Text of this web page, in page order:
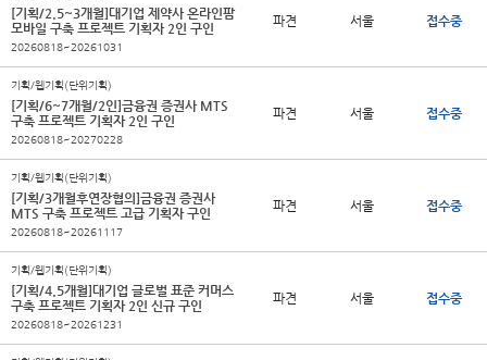
[기획/2.5~3개월]대기업 제약사 온라인팜
모바일 구축 프로젝트 기획자 2인 구인
20260818~20261031
파견 서울 접수중
기획/웹기획(단위기획)
[기획/6~7개월/2인]금융권 증권사 MTS
구축 프로젝트 기획자 2인 구인
20260818~20270228
파견 서울 접수중
기획/웹기획(단위기획)
[기획/3개월후연장협의]금융권 증권사
MTS 구축 프로젝트 고급 기획자 구인
20260818~20261117
파견 서울 접수중
기획/웹기획(단위기획)
[기획/4.5개월]대기업 글로벌 표준 커머스
구축 프로젝트 기획자 2인 신규 구인
20260818~20261231
파견 서울 접수중